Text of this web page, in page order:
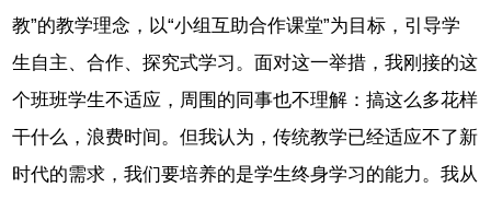
教”的教学理念，以“小组互助合作课堂”为目标，引导学
生自主、合作、探究式学习。面对这一举措，我刚接的这
个班班学生不适应，周围的同事也不理解：搞这么多花样
干什么，浪费时间。但我认为，传统教学已经适应不了新
时代的需求，我们要培养的是学生终身学习的能力。我从